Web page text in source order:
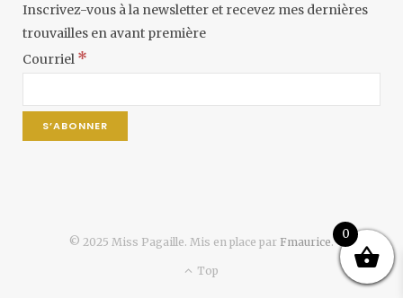
Inscrivez-vous à la newsletter et recevez mes dernières
trouvailles en avant première
Courriel *
© 2025 Miss Pagaille. Mis en place par Fmaurice.
Top
0